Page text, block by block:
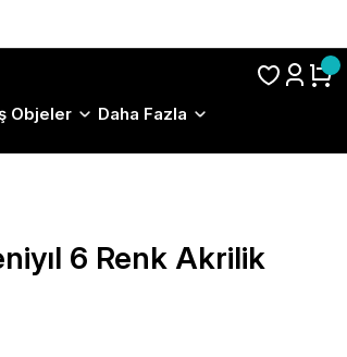
Objeler Daha Fazla
6 Renk Akrilik